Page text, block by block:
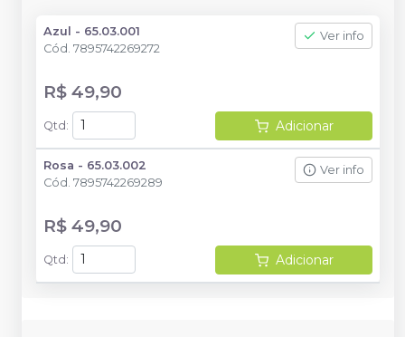
Azul - 65.03.001
Cód. 7895742269272
Ver info
R$ 49,90
Qtd : Adicionar
Rosa - 65.03.002
Cód. 7895742269289
Ver info
R$ 49,90
Qtd : Adicionar